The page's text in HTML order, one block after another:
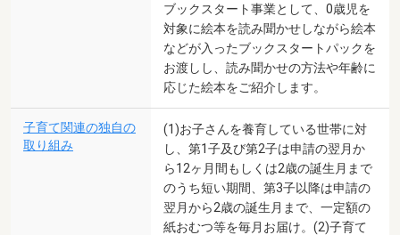
ブックスタート事業として、0歳児を
対象に絵本を読み聞かせしながら絵本
などが入ったブックスタートパックを
お渡しし、読み聞かせの方法や年齢に
応じた絵本をご紹介します。
子育て関連の独自の
取り組み
(1)お子さんを養育している世帯に対
し、第1子及び第2子は申請の翌月か
ら12ヶ月間もしくは2歳の誕生月まで
のうち短い期間、第3子以降は申請の
翌月から2歳の誕生月まで、一定額の
紙おむつ等を毎月お届け。(2)子育て